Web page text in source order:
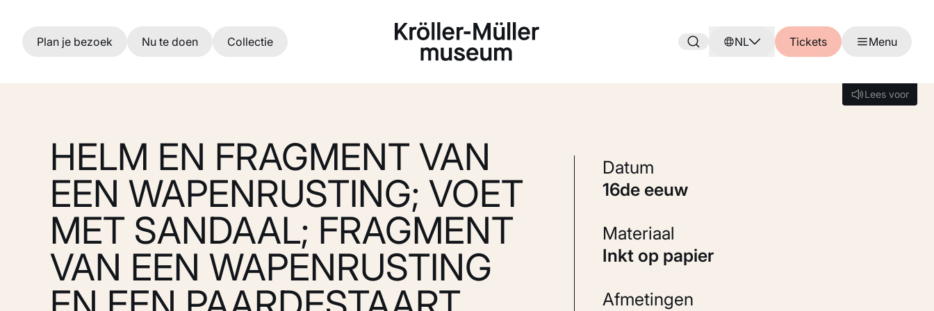
Ga naar hoofdinhoud
Plan je bezoek Nu te doen Collectie NL Tickets Menu
Lees voor
Lees voor
HELM EN FRAGMENT VAN
EEN WAPENRUSTING; VOET
MET SANDAAL; FRAGMENT
VAN EEN WAPENRUSTING
Datum
16de eeuw
Materiaal
Inkt op papier
Afmetingen